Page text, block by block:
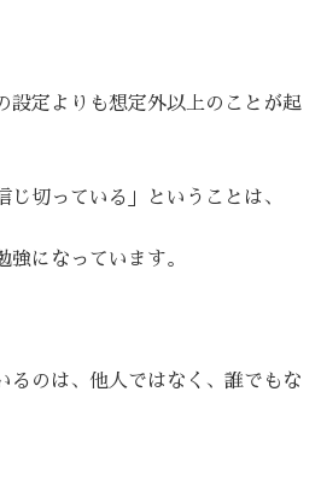
設定よりも想定外以上のことが起
じ切っている」ということは、
になっています。
るのは、他人ではなく、誰でもな